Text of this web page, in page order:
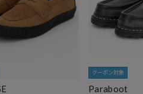
クーポン対象
Paraboot